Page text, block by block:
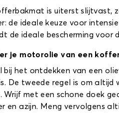
is uiterst slijtvast,
de ideale keuze voor
de ideale bescherming voor
je motorolie van een
bij het ontdekken van een
De tweede regel is om
Wrijf met een schone doek
en azijn. Meng vervolgens